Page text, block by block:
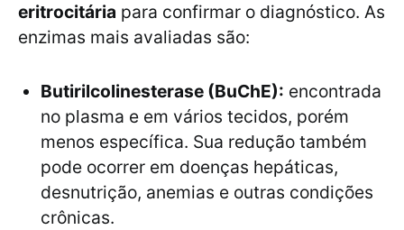
eritrocitária para confirmar o diagnóstico. As
enzimas mais avaliadas são:
Butirilcolinesterase (BuChE): encontrada
no plasma e em vários tecidos, porém
menos específica. Sua redução também
pode ocorrer em doenças hepáticas,
desnutrição, anemias e outras condições
crônicas.